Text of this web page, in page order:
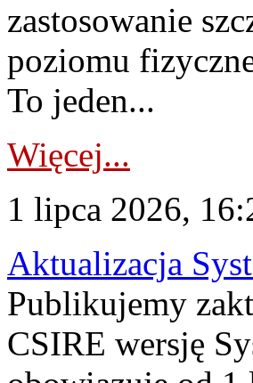
zastosowanie
poziomu
To jeden...
Więcej...
1 lipca 2026,
Aktualizacja
Publikujemy
CSIRE wersję